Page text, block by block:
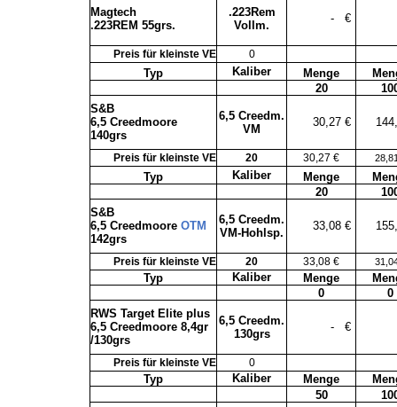
Magtech
.223REM 55grs.
.223Rem
Vollm.
- €
Preis für kleinste VE 0
Typ Kaliber Menge
20
S&B
6,5 Creedmoore
140grs
6,5 Creedm.
VM
30,27 €
Preis für kleinste VE 20 30,27 €
Typ Kaliber Menge
20
S&B
6,5 Creedmoore OTM
142grs
6,5 Creedm.
VM-Hohlsp.
33,08 €
Preis für kleinste VE 20 33,08 €
Typ Kaliber Menge
0
0
RWS Target Elite plus
6,5 Creedmoore 8,4gr
/130grs
6,5 Creedm.
130grs
- €
Preis für kleinste VE 0
Typ Kaliber Menge
50